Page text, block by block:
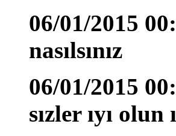
06/01/2015
nasılsınız
06/01/2015
sızler ıyı